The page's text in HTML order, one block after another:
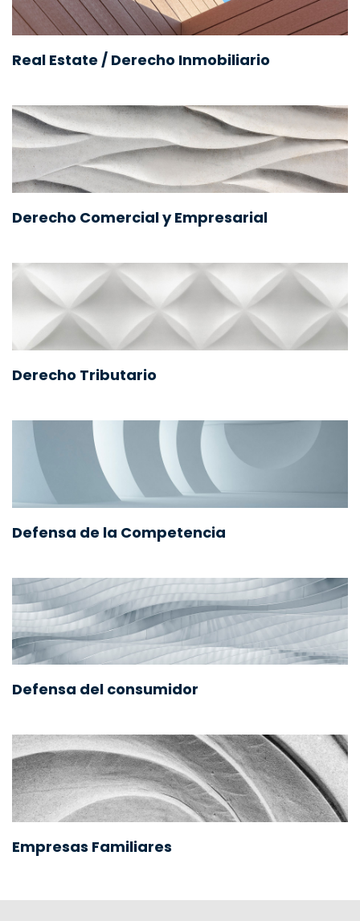
Real Estate / Derecho Inmobiliario
Derecho Comercial y Empresarial
Derecho Tributario
Defensa de la Competencia
Defensa del consumidor
Empresas Familiares